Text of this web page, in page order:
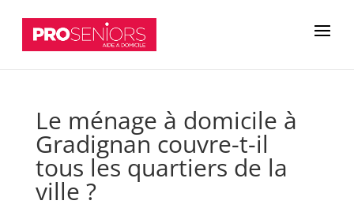
Le ménage à domicile à
Gradignan couvre-t-il
tous les quartiers de la
ville ?